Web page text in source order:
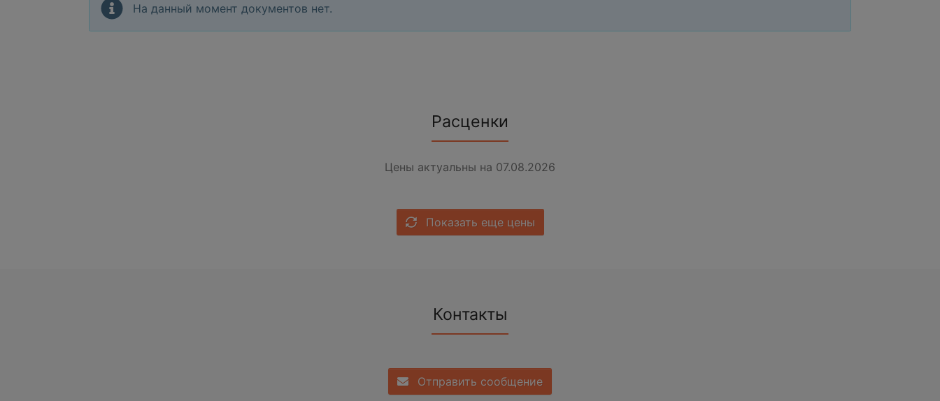
На данный момент документов нет.
Расценки
Цены актуальны на 07.08.2026
Показать еще цены
Контакты
Отправить сообщение